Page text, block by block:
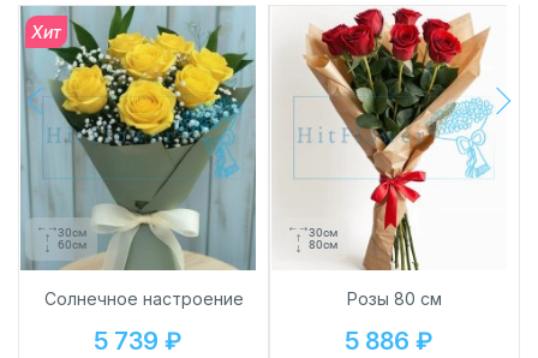
prev next
Хит
30см
60см
Солнечное настроение
5 739 ₽
30см
80см
Розы 80 см
5 886 ₽